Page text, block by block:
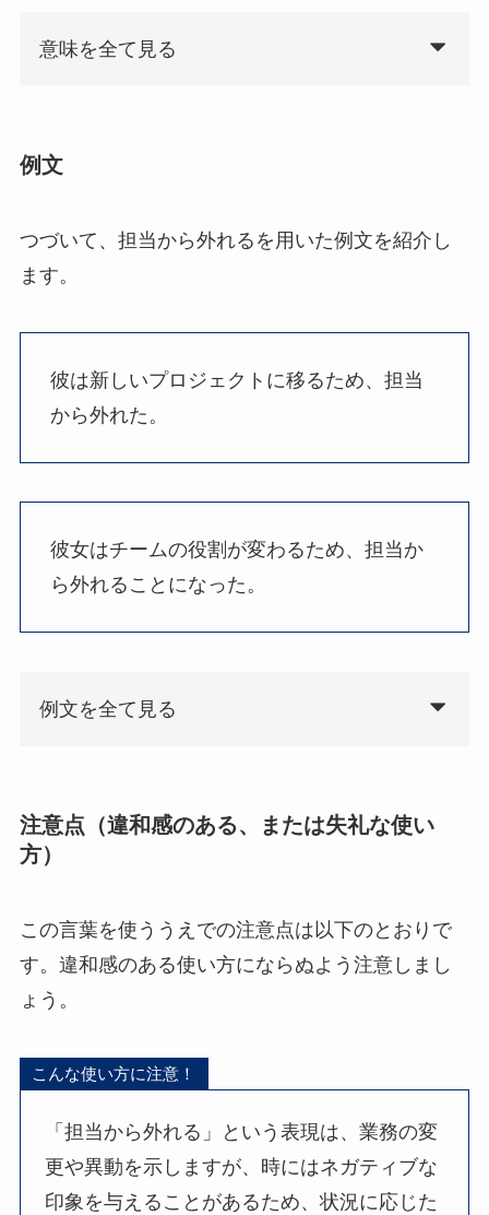
意味を全て見る
例文
つづいて、担当から外れるを用いた例文を紹介し
ます。
彼は新しいプロジェクトに移るため、担当
から外れた。
彼女はチームの役割が変わるため、担当か
ら外れることになった。
例文を全て見る
注意点（違和感のある、または失礼な使い
方）
この言葉を使ううえでの注意点は以下のとおりで
す。違和感のある使い方にならぬよう注意しまし
ょう。
こんな使い方に注意！
「担当から外れる」という表現は、業務の変
更や異動を示しますが、時にはネガティブな
印象を与えることがあるため、状況に応じた